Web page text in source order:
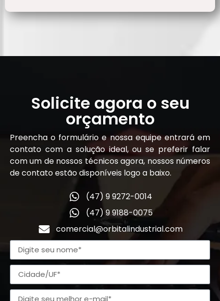
Solicite agora o seu
orçamento
Preencha o formulário e nossa equipe entrará em
contato com a solução ideal, ou se preferir falar
com um de nossos técnicos agora, nossos números
de contato estão disponíveis logo a baixo.
(47) 9 9272-0014
(47) 9 9188-0075
comercial@orbitalindustrial.com